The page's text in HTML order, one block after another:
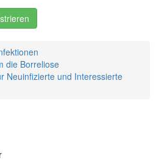
die Borreliose
Neuinfizierte und Interessierte